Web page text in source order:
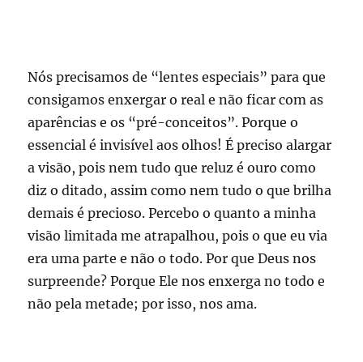
Nós precisamos de “lentes especiais” para que
consigamos enxergar o real e não ficar com as
aparências e os “pré-conceitos”. Porque o
essencial é invisível aos olhos! É preciso alargar
a visão, pois nem tudo que reluz é ouro como
diz o ditado, assim como nem tudo o que brilha
demais é precioso. Percebo o quanto a minha
visão limitada me atrapalhou, pois o que eu via
era uma parte e não o todo. Por que Deus nos
surpreende? Porque Ele nos enxerga no todo e
não pela metade; por isso, nos ama.